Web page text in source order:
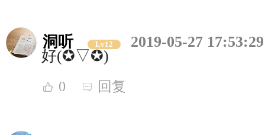
洞听 Lv12
2019-05-27 17:53:29
好(✪▽✪)
0 回复